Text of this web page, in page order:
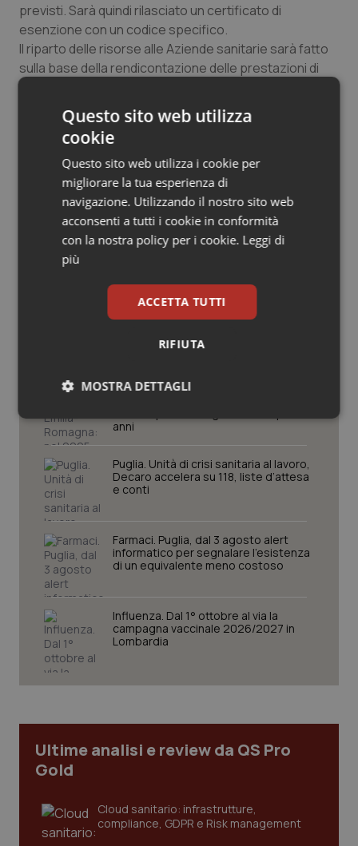
Salute orale & impianti
Sangue & coagulazione
Tumore al seno
Tumore ovarico
Tumori del Polmone & Testa Collo
Tumori gastrointestinali
Ulcera & Reflusso
previsti. Sarà quindi rilasciato un certificato di
esenzione con un codice specifico.
Il riparto delle risorse alle Aziende sanitarie sarà fatto
sulla base della rendicontazione delle prestazioni di
effettivamente erogati.
17 Marzo 2013
© Riproduzione riservata
Potrebbe interessarti in
Regioni e Asl
Cresce la ricerca in Emilia-Romagna:
anni
Puglia. Unità di crisi sanitaria al lavoro,
Decaro accelera su 118, liste d’attesa
e conti
Farmaci. Puglia, dal 3 agosto alert
informatico per segnalare l’esistenza
di un equivalente meno costoso
Influenza. Dal 1° ottobre al via la
campagna vaccinale 2026/2027 in
Lombardia
Ultime analisi e review da QS Pro
Gold
Cloud sanitario: infrastrutture,
compliance, GDPR e Risk management
Questo sito web utilizza
cookie
Questo sito web utilizza i cookie per
migliorare la tua esperienza di
navigazione. Utilizzando il nostro sito web
acconsenti a tutti i cookie in conformità
con la nostra policy per i cookie. Leggi di
più
ACCETTA TUTTI
RIFIUTA
MOSTRA DETTAGLI
Necessari Statistici Marketing
I cookie necessari contribuiscono a rendere fruibile il
sito web abilitandone funzionalità di base quali la
protette del sito. Il sito web non è in grado di
funzionare correttamente senza questi cookie.
Nome
Fornitore /Dominio
VISITOR_PRIVACY_METADATA